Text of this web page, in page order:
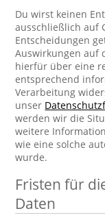
Du wirst keinen
ausschließlich auf
Entscheidungen
Auswirkungen auf
hierfür über eine
entsprechend
Verarbeitung
unser
werden wir die
weitere
wie eine solche
wurde.
Fristen für
Daten